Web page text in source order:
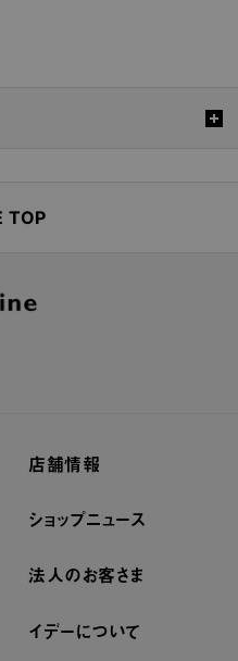
TOP
店舗情報
ショップニュース
法人のお客さま
イデーについて